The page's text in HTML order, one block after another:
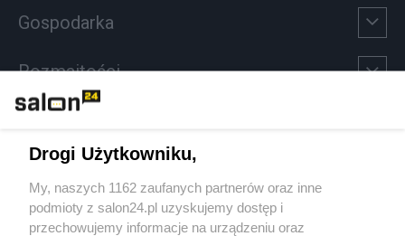
Gospodarka
Rozmaitości
Sport
Społeczeństwo
Drogi Użytkowniku,
My, naszych 1162 zaufanych partnerów oraz inne
podmioty z salon24.pl uzyskujemy dostęp i
przechowujemy informacje na urządzeniu oraz